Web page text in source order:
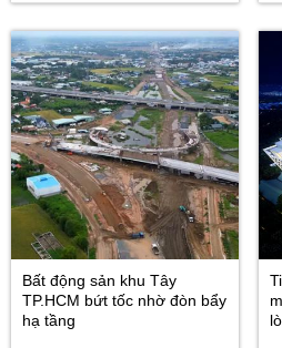
Bất động sản khu Tây
TP.HCM bứt tốc nhờ đòn bẩy
hạ tầng